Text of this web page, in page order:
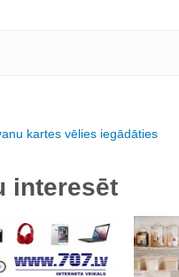
kartes vēlies iegādāties
interesēt